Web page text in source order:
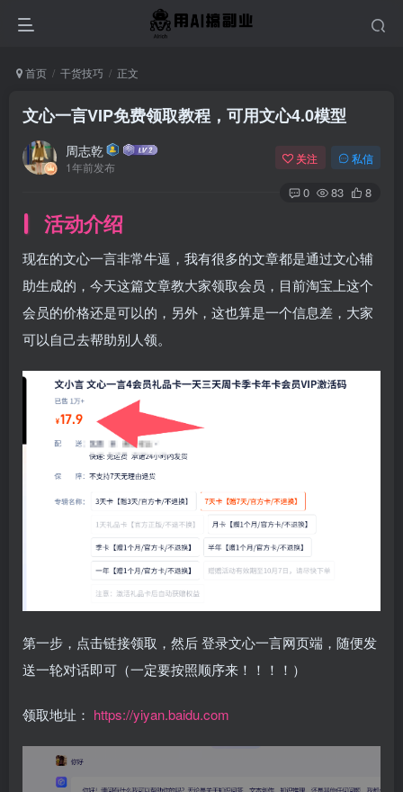
首页 干货技巧 正文
文心一言VIP免费领取教程，可用文心4.0模型
周志乾
1年前发布
关注 私信
0 83 8
活动介绍
现在的文心一言非常牛逼，我有很多的文章都是通过文心辅
助生成的，今天这篇文章教大家领取会员，目前淘宝上这个
会员的价格还是可以的，另外，这也算是一个信息差，大家
可以自己去帮助别人领。
第一步，点击链接领取，然后 登录文心一言网页端，随便发
送一轮对话即可（一定要按照顺序来！！！！）
领取地址： https://yiyan.baidu.com